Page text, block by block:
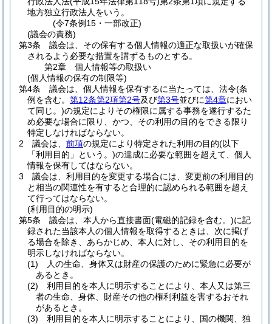
地方独立行政法人をいう。
(令7条例15・一部改正)
(議会の責務)
第3条
議会は、その保有する個人情報の適正な取扱いが確保
されるよう必要な措置を講ずるものとする。
第2章
個人情報等の取扱い
(個人情報の保有の制限等)
第4条
議会は、個人情報を保有するに当たっては、法令(条
例を含む。 第12条第2項第2号及び第3号並びに第4章におい
て同じ。)の規定によりその権限に属する事務を遂行するた
め必要な場合に限り、かつ、その利用の目的をできる限り
特定しなければならない。
2
議会は、 前項の規定により特定された利用の目的(以下
「利用目的」という。)の達成に必要な範囲を超えて、個人
情報を保有してはならない。
3
議会は、利用目的を変更する場合には、変更前の利用目的
と相当の関連性を有すると合理的に認められる範囲を超え
て行ってはならない。
(利用目的の明示)
第5条
議会は、本人から直接書面(電磁的記録を含む。)に記
録された当該本人の個人情報を取得するときは、次に掲げ
る場合を除き、あらかじめ、本人に対し、その利用目的を
明示しなければならない。
(1)
人の生命、身体又は財産の保護のために緊急に必要が
あるとき。
(2)
利用目的を本人に明示することにより、本人又は第三
者の生命、身体、財産その他の権利利益を害するおそれ
があるとき。
(3)
利用目的を本人に明示することにより、国の機関、独